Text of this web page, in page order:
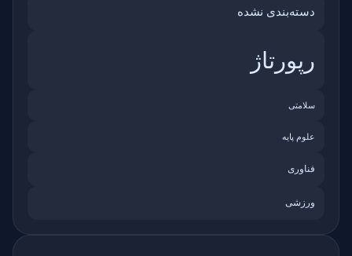
دسته‌بندی نشده
رپورتاژ
سلامتی
علوم پایه
فناوری
ورزشی